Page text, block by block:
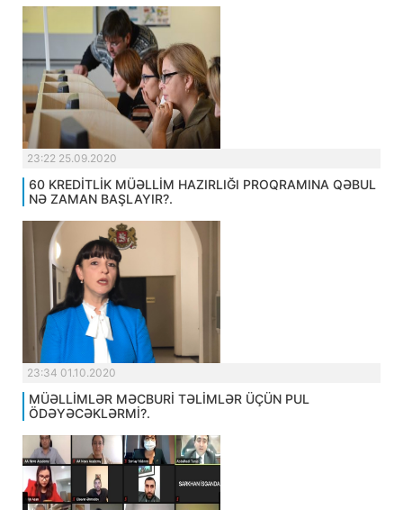
23:22 25.09.2020
60 KREDİTLİK MÜƏLLİM HAZIRLIĞI PROQRAMINA QƏBUL
NƏ ZAMAN BAŞLAYIR?.
23:34 01.10.2020
MÜƏLLİMLƏR MƏCBURİ TƏLİMLƏR ÜÇÜN PUL
ÖDƏYƏCƏKLƏRMİ?.